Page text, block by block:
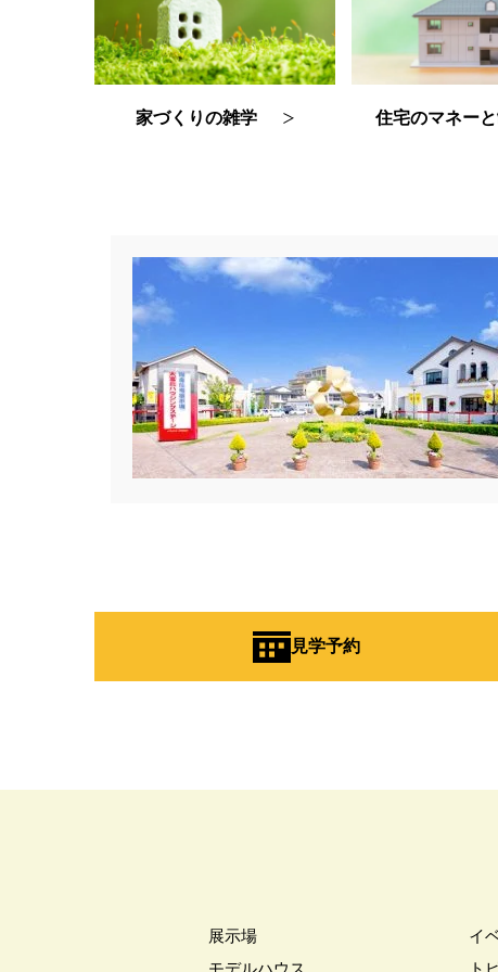
家づくりの雑学 住宅のマネー
見学予約
展示場
イ